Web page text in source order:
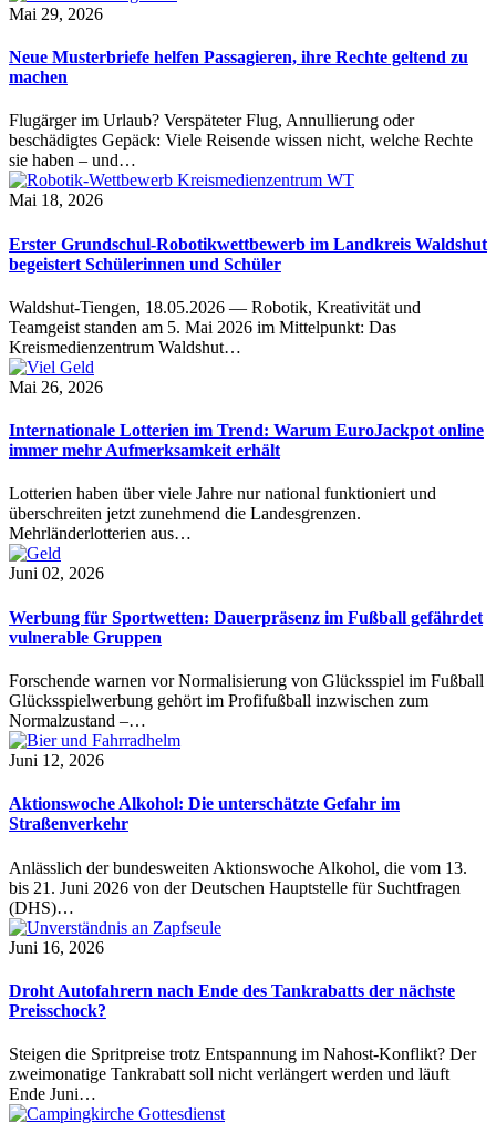
Mai 29, 2026
Neue Musterbriefe helfen Passagieren, ihre Rechte geltend zu
machen
Flugärger im Urlaub? Verspäteter Flug, Annullierung oder
beschädigtes Gepäck: Viele Reisende wissen nicht, welche Rechte
sie haben – und…
Mai 18, 2026
Erster Grundschul-Robotikwettbewerb im Landkreis Waldshut
begeistert Schülerinnen und Schüler
Waldshut-Tiengen, 18.05.2026 — Robotik, Kreativität und
Teamgeist standen am 5. Mai 2026 im Mittelpunkt: Das
Kreismedienzentrum Waldshut…
Mai 26, 2026
Internationale Lotterien im Trend: Warum EuroJackpot online
immer mehr Aufmerksamkeit erhält
Lotterien haben über viele Jahre nur national funktioniert und
überschreiten jetzt zunehmend die Landesgrenzen.
Mehrländerlotterien aus…
Juni 02, 2026
Werbung für Sportwetten: Dauerpräsenz im Fußball gefährdet
vulnerable Gruppen
Forschende warnen vor Normalisierung von Glücksspiel im Fußball
Glücksspielwerbung gehört im Profifußball inzwischen zum
Normalzustand –…
Juni 12, 2026
Aktionswoche Alkohol: Die unterschätzte Gefahr im
Straßenverkehr
Anlässlich der bundesweiten Aktionswoche Alkohol, die vom 13.
bis 21. Juni 2026 von der Deutschen Hauptstelle für Suchtfragen
(DHS)…
Juni 16, 2026
Droht Autofahrern nach Ende des Tankrabatts der nächste
Preisschock?
Steigen die Spritpreise trotz Entspannung im Nahost-Konflikt? Der
zweimonatige Tankrabatt soll nicht verlängert werden und läuft
Ende Juni…